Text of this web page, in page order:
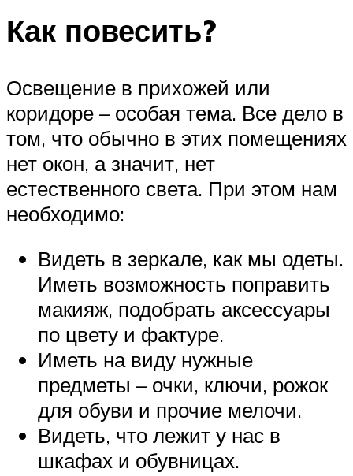
Как повесить?
Освещение в прихожей или
коридоре – особая тема. Все дело в
том, что обычно в этих помещениях
нет окон, а значит, нет
естественного света. При этом нам
необходимо:
Видеть в зеркале, как мы одеты.
Иметь возможность поправить
макияж, подобрать аксессуары
по цвету и фактуре.
Иметь на виду нужные
предметы – очки, ключи, рожок
для обуви и прочие мелочи.
Видеть, что лежит у нас в
шкафах и обувницах.